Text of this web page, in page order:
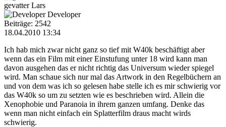
gevatter Lars
Developer
Beiträge: 2542
18.04.2010 13:34
Ich hab mich zwar nicht ganz so tief mit W40k beschäftigt aber
wenn das ein Film mit einer Einstufung unter 18 wird kann man
davon ausgehen das er nicht richtig das Universum wieder spiegel
wird. Man schaue sich nur mal das Artwork in den Regelbüchern an
und von dem was ich so gelesen habe stelle ich es mir schwierig vor
das W40k so um zu setzten wie es beschrieben wird. Allein die
Xenophobie und Paranoia in ihrem ganzen umfang. Denke das
wenn man nicht einfach ein Splatterfilm draus macht wirds
schwierig.